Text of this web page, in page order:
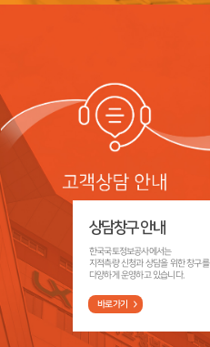
상담창구 안내
한국국토정보공사에서는
지적측량 신청과 상담을 위한 창구를
다양하게 운영하고 있습니다.
바로가기